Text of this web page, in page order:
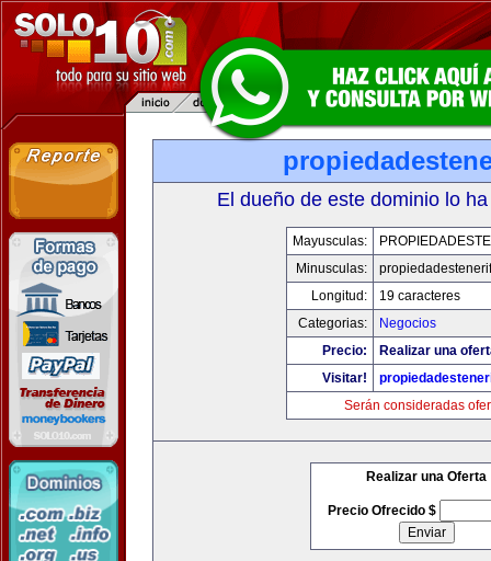
El dueño de este dominio lo
Mayusculas:
Minusculas:
Longitud:
19 caracteres
Categorias:
Negocios
Precio:
Realizar una
Visitar!
Serán consideradas
Realizar una Oferta
Precio Ofrecido $